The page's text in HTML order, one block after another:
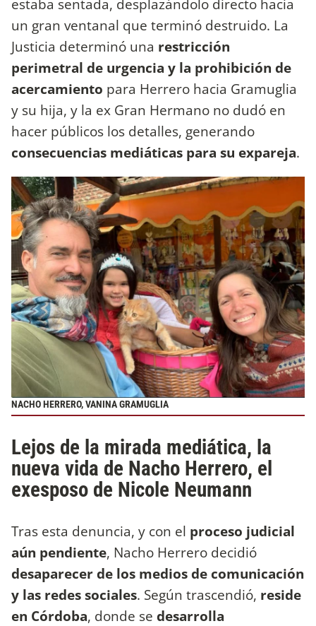
un gran ventanal que terminó destruido. La
Justicia determinó una restricción
perimetral de urgencia y la prohibición de
acercamiento para Herrero hacia Gramuglia
y su hija, y la ex Gran Hermano no dudó en
hacer públicos los detalles, generando
consecuencias mediáticas para su expareja.
NACHO HERRERO, VANINA GRAMUGLIA
Lejos de la mirada mediática, la
nueva vida de Nacho Herrero, el
exesposo de Nicole Neumann
Tras esta denuncia, y con el proceso judicial
aún pendiente, Nacho Herrero decidió
desaparecer de los medios de comunicación
y las redes sociales. Según trascendió, reside
en Córdoba, donde se desarrolla